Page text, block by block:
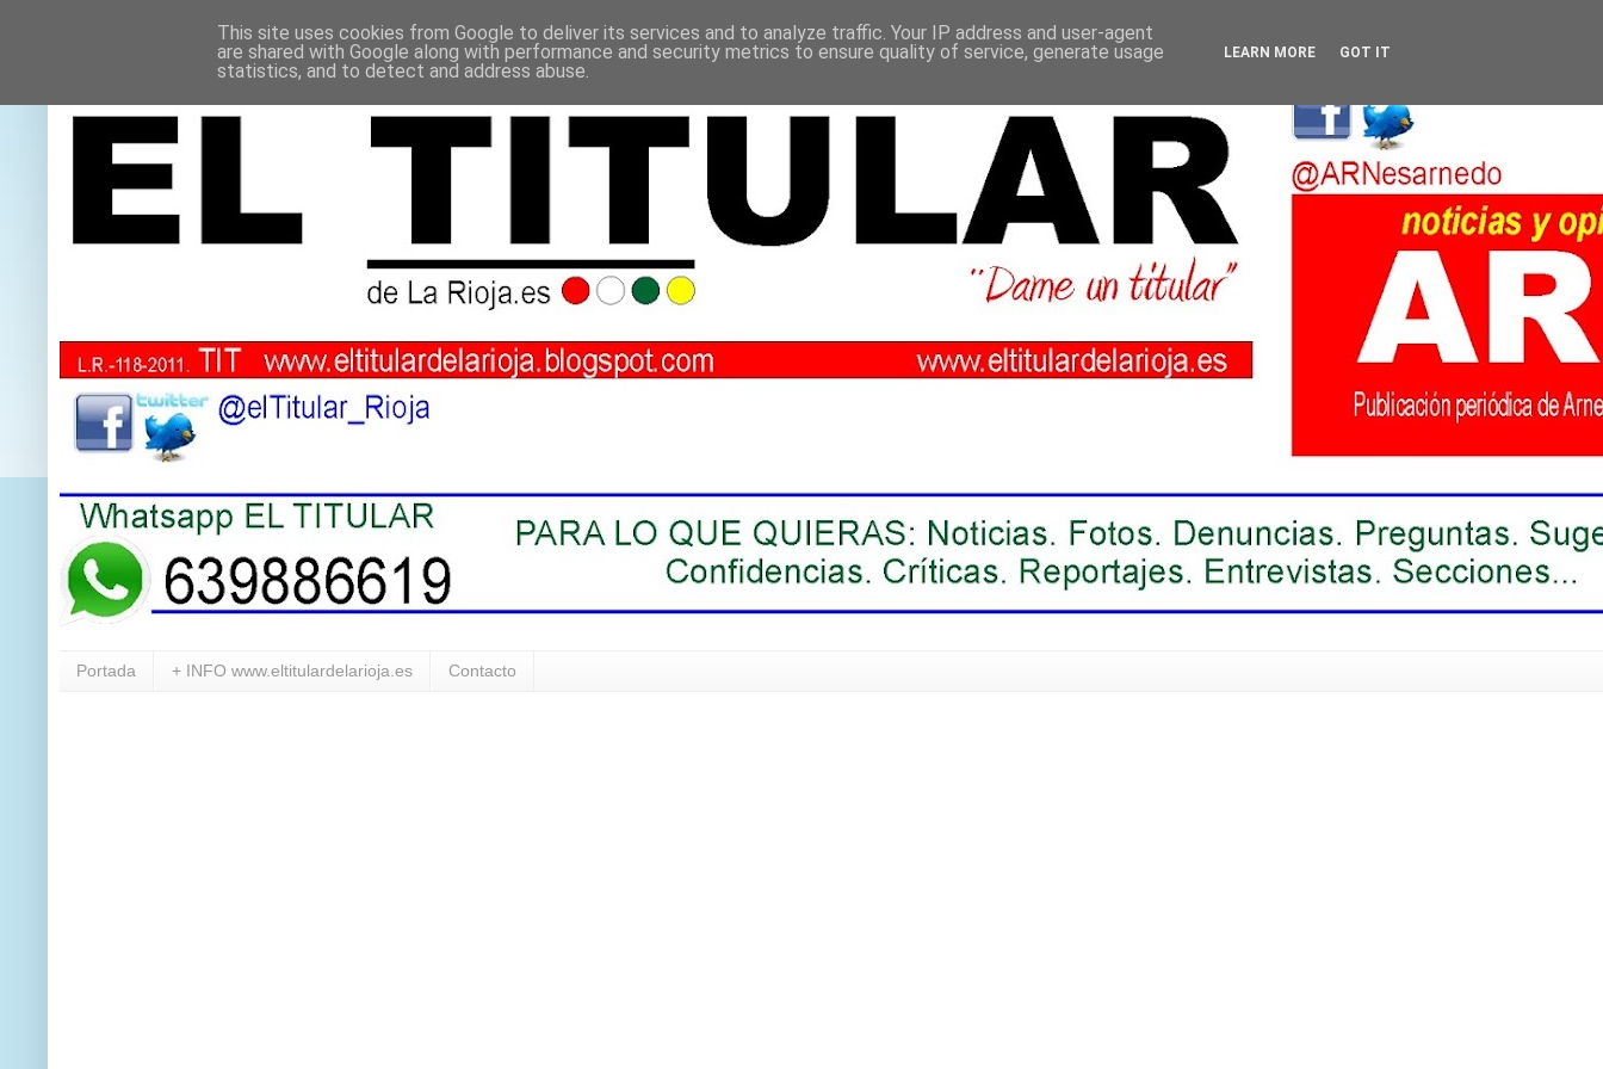
Portada + INFO www.eltitulardelarioja.es Contacto
This site uses cookies from Google to deliver its services and to analyze traffic. Your IP address and user-agent
are shared with Google along with performance and security metrics to ensure quality of service, generate usage
statistics, and to detect and address abuse.
LEARN MORE GOT IT